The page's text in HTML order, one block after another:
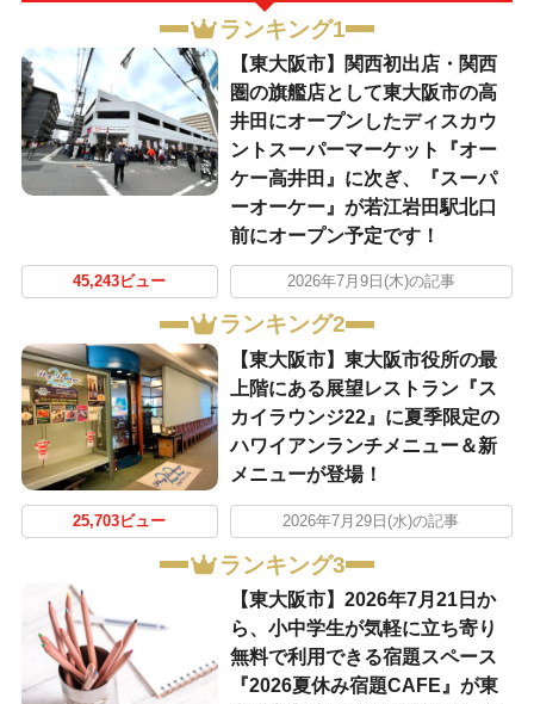
ランキング1
【東大阪市】関西初出店・関西
圏の旗艦店として東大阪市の高
井田にオープンしたディスカウ
ントスーパーマーケット『オー
ケー高井田』に次ぎ、『スーパ
ーオーケー』が若江岩田駅北口
前にオープン予定です！
45,243ビュー 2026年7月9日(木)の記事
ランキング2
【東大阪市】東大阪市役所の最
上階にある展望レストラン『ス
カイラウンジ22』に夏季限定の
ハワイアンランチメニュー＆新
メニューが登場！
25,703ビュー 2026年7月29日(水)の記事
ランキング3
【東大阪市】2026年7月21日か
ら、小中学生が気軽に立ち寄り
無料で利用できる宿題スペース
『2026夏休み宿題CAFE』が東